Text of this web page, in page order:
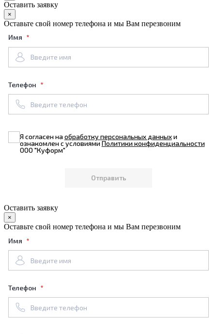
Оставить заявку
×
Оставьте свой номер телефона и мы Вам перезвоним
Имя
Телефон
Я согласен наобработку персональных данныхи
ознакомлен с условиямиПолитики конфиденциальности
ООО "Куформ"
Оставить заявку
×
Оставьте свой номер телефона и мы Вам перезвоним
Имя
Телефон